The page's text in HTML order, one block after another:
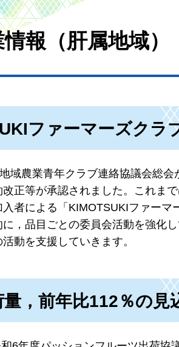
報（肝属地域）
ファーマーズクラ
域農業青年クラブ連絡協議会総会
正等が承認されました。これま
者による「KIMOTSUKIファーマ
，品目ごとの委員会活動を強化
動を支援していきます。
，前年比112％の見